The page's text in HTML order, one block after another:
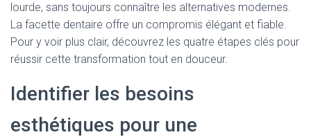
lourde, sans toujours connaître les alternatives modernes.
La facette dentaire offre un compromis élégant et fiable.
Pour y voir plus clair, découvrez les quatre étapes clés pour
réussir cette transformation tout en douceur.
Identifier les besoins
esthétiques pour une